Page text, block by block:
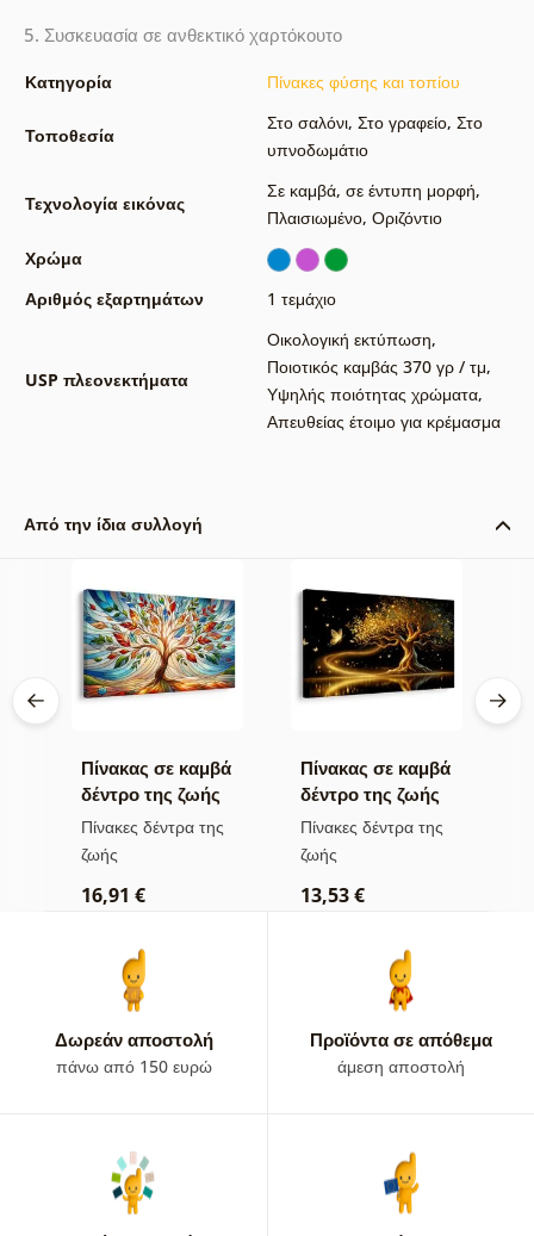
5. Συσκευασία σε ανθεκτικό χαρτόκουτο
Κατηγορία Πίνακες φύσης και τοπίου
Τοποθεσία
Στο σαλόνι, Στο γραφείο, Στο
υπνοδωμάτιο
Τεχνολογία εικόνας
Σε καμβά, σε έντυπη μορφή,
Πλαισιωμένο, Οριζόντιο
Χρώμα
Αριθμός εξαρτημάτων
1 τεμάχιο
USP πλεονεκτήματα
Οικολογική εκτύπωση,
Ποιοτικός καμβάς 370 γρ / τμ,
Υψηλής ποιότητας χρώματα,
Απευθείας έτοιμο για κρέμασμα
Από την ίδια συλλογή
Πίνακας σε καμβά
δέντρο της ζωής
σε πολύχρωμο
βιτρό
Πίνακες δέντρα της
ζωής
16,91 €
Πίνακας σε καμβά
δέντρο της ζωής
χρυσή μαγεία
Πίνακες δέντρα της
ζωής
13,53 €
Δωρεάν αποστολή
πάνω από 150 ευρώ
Προϊόντα σε απόθεμα
άμεση αποστολή